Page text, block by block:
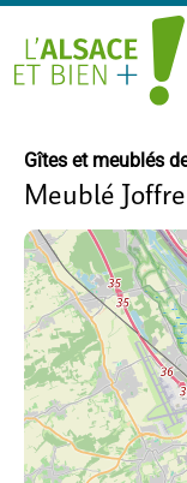
Gîtes et meublés
Meublé Joffre